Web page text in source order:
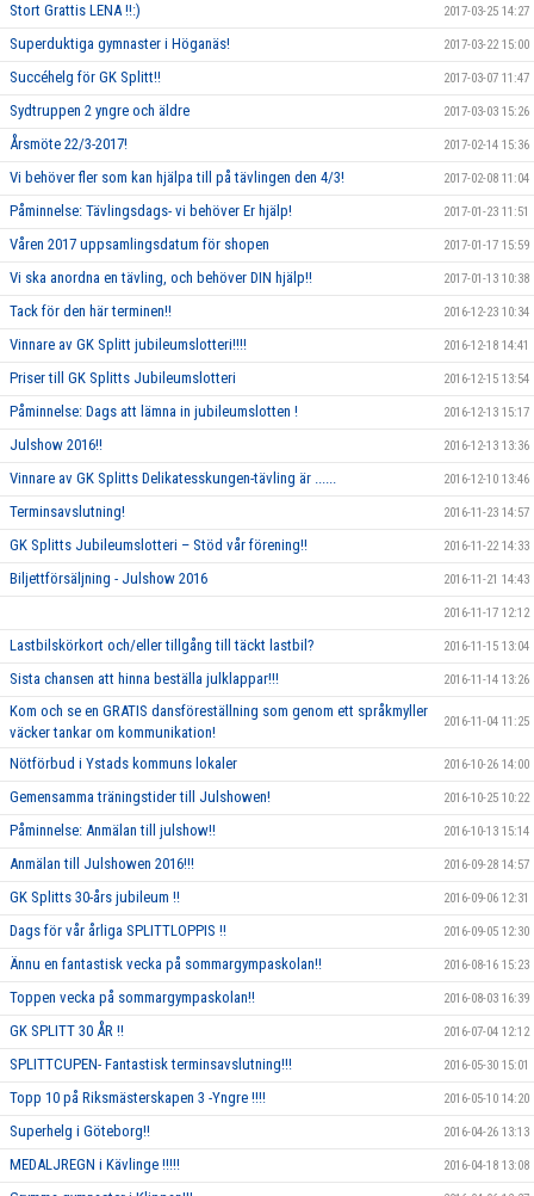
Stort Grattis LENA !!:) 2017-03-25 14:27
Superduktiga gymnaster i Höganäs! 2017-03-22 15:00
Succéhelg för GK Splitt!! 2017-03-07 11:47
Sydtruppen 2 yngre och äldre 2017-03-03 15:26
Årsmöte 22/3-2017! 2017-02-14 15:36
Vi behöver fler som kan hjälpa till på tävlingen den 4/3! 2017-02-08 11:04
Påminnelse: Tävlingsdags- vi behöver Er hjälp! 2017-01-23 11:51
Våren 2017 uppsamlingsdatum för shopen 2017-01-17 15:59
Vi ska anordna en tävling, och behöver DIN hjälp!! 2017-01-13 10:38
Tack för den här terminen!! 2016-12-23 10:34
Vinnare av GK Splitt jubileumslotteri!!!! 2016-12-18 14:41
Priser till GK Splitts Jubileumslotteri 2016-12-15 13:54
Påminnelse: Dags att lämna in jubileumslotten ! 2016-12-13 15:17
Julshow 2016!! 2016-12-13 13:36
Vinnare av GK Splitts Delikatesskungen-tävling är ...... 2016-12-10 13:46
Terminsavslutning! 2016-11-23 14:57
GK Splitts Jubileumslotteri – Stöd vår förening!! 2016-11-22 14:33
Biljettförsäljning - Julshow 2016 2016-11-21 14:43
2016-11-17 12:12
Lastbilskörkort och/eller tillgång till täckt lastbil? 2016-11-15 13:04
Sista chansen att hinna beställa julklappar!!! 2016-11-14 13:26
Kom och se en GRATIS dansföreställning som genom ett språkmyller
väcker tankar om kommunikation!
2016-11-04 11:25
Nötförbud i Ystads kommuns lokaler 2016-10-26 14:00
Gemensamma träningstider till Julshowen! 2016-10-25 10:22
Påminnelse: Anmälan till julshow!! 2016-10-13 15:14
Anmälan till Julshowen 2016!!! 2016-09-28 14:57
GK Splitts 30-års jubileum !! 2016-09-06 12:31
Dags för vår årliga SPLITTLOPPIS !! 2016-09-05 12:30
Ännu en fantastisk vecka på sommargympaskolan!! 2016-08-16 15:23
Toppen vecka på sommargympaskolan!! 2016-08-03 16:39
GK SPLITT 30 ÅR !! 2016-07-04 12:12
SPLITTCUPEN- Fantastisk terminsavslutning!!! 2016-05-30 15:01
Topp 10 på Riksmästerskapen 3 -Yngre !!!! 2016-05-10 14:20
Superhelg i Göteborg!! 2016-04-26 13:13
MEDALJREGN i Kävlinge !!!!! 2016-04-18 13:08